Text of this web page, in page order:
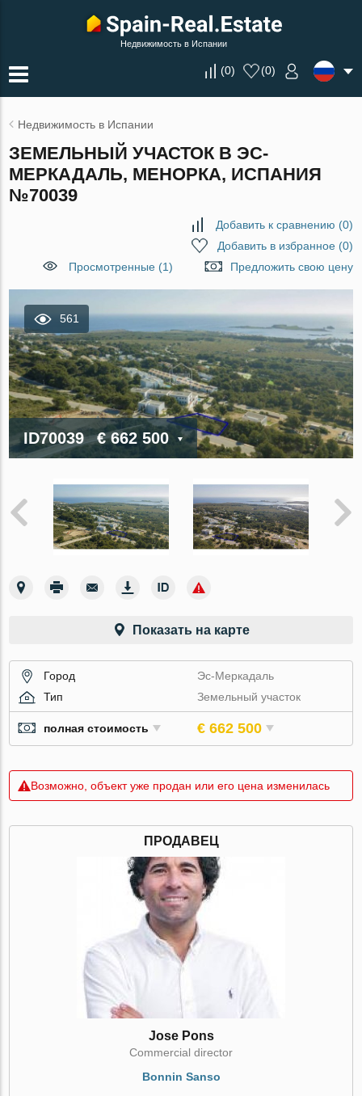
Недвижимость в Испании
(0) (0)
Недвижимость в Испании
ЗЕМЕЛЬНЫЙ УЧАСТОК В ЭС-
МЕРКАДАЛЬ, МЕНОРКА, ИСПАНИЯ
№70039
Добавить к сравнению (0)
Добавить в избранное(0)
Просмотренные (1)
Предложить свою цену
561
ID70039 € 662 500
Показать на карте
Город
Эс-Меркадаль
Тип
Земельный участок
полная стоимость € 662 500
Возможно, объект уже продан или его цена изменилась
ПРОДАВЕЦ
Jose Pons
Commercial director
Bonnin Sanso